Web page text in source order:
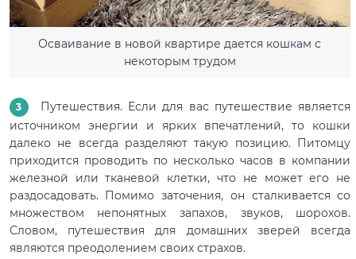
Осваивание в новой квартире дается кошкам с
некоторым трудом
Путешествия. Если для вас путешествие является
источником энергии и ярких впечатлений, то кошки
далеко не всегда разделяют такую позицию. Питомцу
приходится проводить по несколько часов в компании
железной или тканевой клетки, что не может его не
раздосадовать. Помимо заточения, он сталкивается со
множеством непонятных запахов, звуков, шорохов.
Словом, путешествия для домашних зверей всегда
являются преодолением своих страхов.